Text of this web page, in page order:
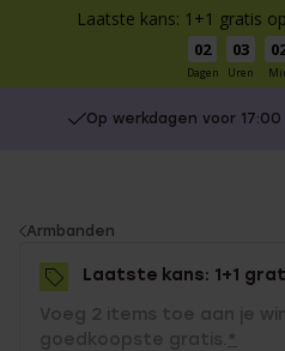
Laatste kans: 1+1 gratis
02
Dagen
03
Uren
Op werkdagen voor
You
are
here:
Armbanden
Laatste kans: 1+1
Voeg 2 items toe aan je
goedkoopste gratis. *